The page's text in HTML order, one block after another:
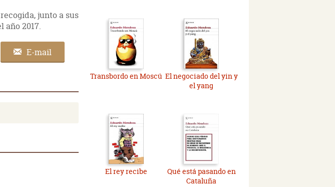
junto a sus
año 2017.
E-mail
Transbordo en Moscú El negociado del yin y
el yang
El rey recibe
Qué está pasando en
Cataluña